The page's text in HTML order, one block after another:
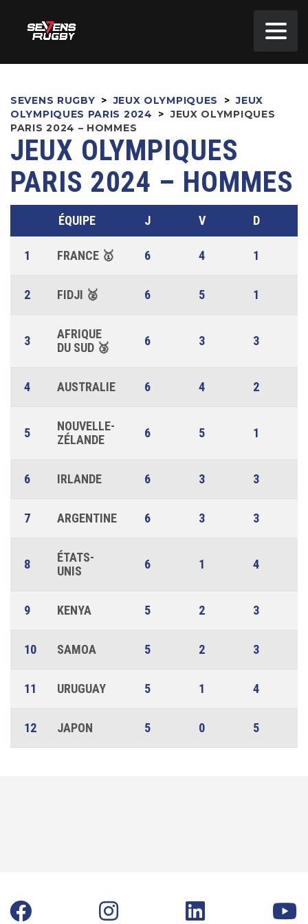
SEVENS RUGBY > JEUX OLYMPIQUES > JEUX
OLYMPIQUES PARIS 2024
> JEUX OLYMPIQUES
PARIS 2024 – HOMMES
JEUX OLYMPIQUES
PARIS 2024 – HOMMES
ÉQUIPE J V D
1 FRANCE 🥇 6 4 1
2 FIDJI 🥈 6 5 1
3
AFRIQUE
DU SUD 🥉
6 3 3
4 AUSTRALIE 6 4 2
5
NOUVELLE-
ZÉLANDE
6 5 1
6 IRLANDE 6 3 3
7 ARGENTINE 6 3 3
8
ÉTATS-
UNIS
6 1 4
9 KENYA 5 2 3
10 SAMOA 5 2 3
11 URUGUAY 5 1 4
12 JAPON 5 0 5